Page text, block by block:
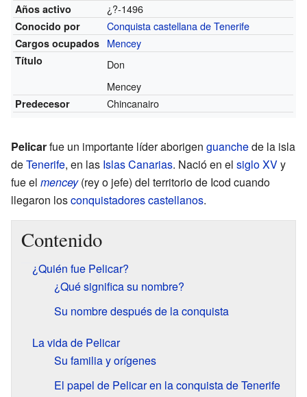
Años activo ¿?-1496
Conocido por Conquista castellana de Tenerife
Cargos ocupados Mencey
Título
Don
Mencey
Predecesor Chincanairo
Pelicarfue un importante líder aborigen guanchede la isla
deTenerife, en las Islas Canarias. Nació en el siglo XVy
fue el mencey(rey o jefe) del territorio de Icod cuando
llegaron losconquistadores castellanos.
Contenido
¿Quién fue Pelicar?
¿Qué significa su nombre?
Su nombre después de la conquista
La vida de Pelicar
Su familia y orígenes
El papel de Pelicar en la conquista de Tenerife